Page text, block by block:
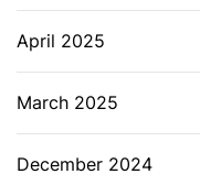
April 2025
March 2025
December 2024